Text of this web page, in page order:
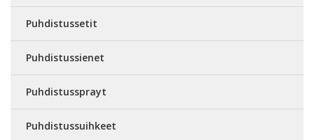
Puhdistussetit
Puhdistussienet
Puhdistussprayt
Puhdistussuihkeet